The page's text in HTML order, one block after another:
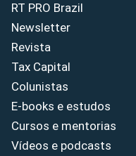
RT PRO Brazil
Newsletter
Revista
Tax Capital
Colunistas
E-books e estudos
Cursos e mentorias
Vídeos e podcasts